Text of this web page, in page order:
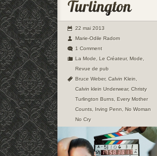
22 mai 2013
Marie-Odile Radom
1 Comment
La Mode
Le Créateur, Mode
Revue de pub
Bruce Weber, Calvin Klein
Calvin klein Underwear, Christy
Turlington Burns Every Mother
Counts
Irving Penn No Woman
No Cry